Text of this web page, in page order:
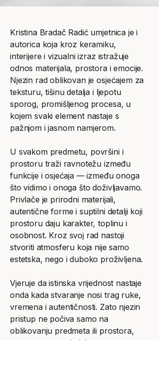
Kristina Bradač Radić umjetnica je i
autorica koja kroz keramiku,
interijere i vizualni izraz istražuje
odnos materijala, prostora i emocije.
Njezin rad oblikovan je osjećajem za
teksturu, tišinu detalja i ljepotu
sporog, promišljenog procesa, u
kojem svaki element nastaje s
pažnjom i jasnom namjerom.
U svakom predmetu, površini i
prostoru traži ravnotežu između
funkcije i osjećaja — između onoga
što vidimo i onoga što doživljavamo.
Privlače je prirodni materijali,
autentične forme i suptilni detalji koji
prostoru daju karakter, toplinu i
osobnost. Kroz svoj rad nastoji
stvoriti atmosferu koja nije samo
estetska, nego i duboko proživljena.
Vjeruje da istinska vrijednost nastaje
onda kada stvaranje nosi trag ruke,
vremena i autentičnosti. Zato njezin
pristup ne počiva samo na
oblikovanju predmeta ili prostora,
nego na stvaranju iskustva — onog